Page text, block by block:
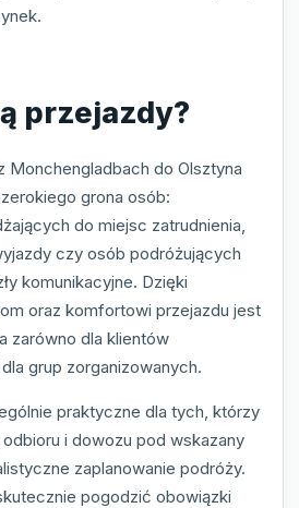
przejazdy?
Monchengladbach do Olsztyna
grona osób:
do miejsc zatrudnienia,
czy osób podróżujących
komunikacyjne. Dzięki
oraz komfortowi przejazdu jest
zarówno dla klientów
grup zorganizowanych.
praktyczne dla tych, którzy
i dowozu pod wskazany
zaplanowanie podróży.
pogodzić obowiązki